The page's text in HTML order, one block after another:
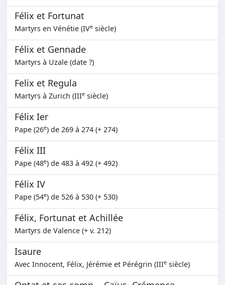
Félix et Fortunat
Martyrs en Vénétie (IVe siècle)
Félix et Gennade
Martyrs à Uzale (date ?)
Felix et Regula
Martyrs à Zurich (IIIe siècle)
Félix Ier
Pape (26e) de 269 à 274 (+ 274)
Félix III
Pape (48e) de 483 à 492 (+ 492)
Félix IV
Pape (54e) de 526 à 530 (+ 530)
Félix, Fortunat et Achillée
Martyrs de Valence (+ v. 212)
Isaure
Avec Innocent, Félix, Jérémie et Pérégrin (IIIe siècle)